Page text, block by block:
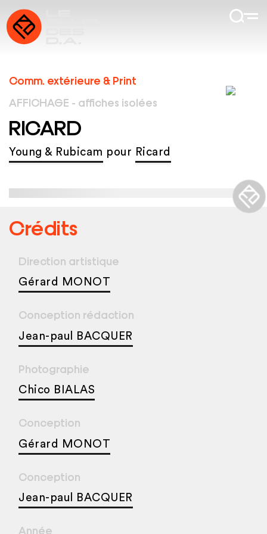
Comm. extérieure & Print
AFFICHAGE - affiches isolées
RICARD
Young & Rubicam pour Ricard
Crédits
Direction artistique
Gérard MONOT
Conception rédaction
Jean-paul BACQUER
Photographie
Chico BIALAS
Conception
Gérard MONOT
Conception
Jean-paul BACQUER
Année